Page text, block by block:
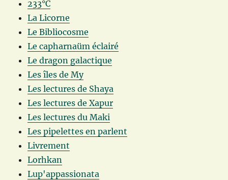
233°C
La Licorne
Le Bibliocosme
Le capharnaüm éclairé
Le dragon galactique
Les îles de My
Les lectures de Shaya
Les lectures de Xapur
Les lectures du Maki
Les pipelettes en parlent
Livrement
Lorhkan
Lup'appassionata